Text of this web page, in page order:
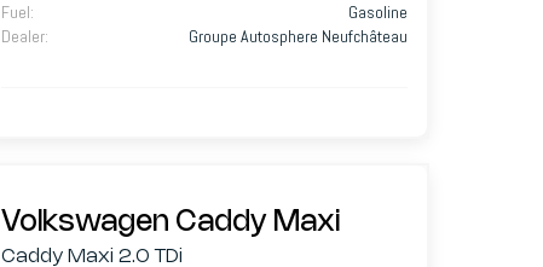
Fuel:
Gasoline
Dealer: Groupe Autosphere Neufchâteau
Volkswagen Caddy Maxi
Caddy Maxi 2.0 TDi